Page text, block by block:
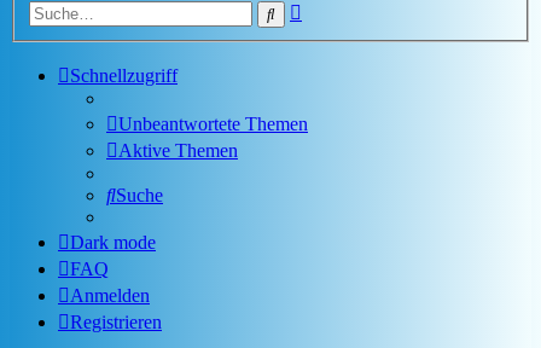
Suche
Schnellzugriff
Unbeantwortete Themen
Aktive Themen
Suche
Dark mode
FAQ
Anmelden
Registrieren